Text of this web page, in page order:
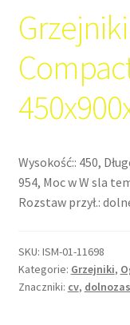
Wysokość:: 450,
954, Moc w W sla
Rozstaw przył.:
SKU: ISM-01-11698
Kategorie: Grzejniki,
Znaczniki: cv,